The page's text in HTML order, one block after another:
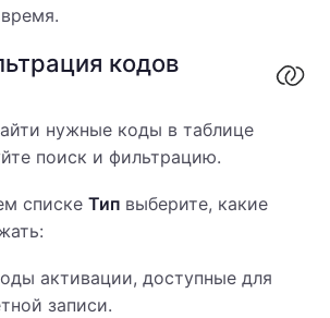
кодов
нужные коды в таблице
поиск и фильтрацию.
списке Тип выберите, какие
активации, доступные для
записи.